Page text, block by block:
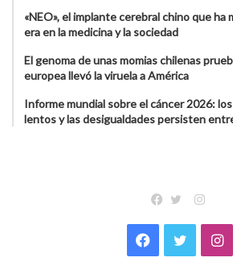
«NEO», el implante cerebral chino que ha
era en la medicina y la sociedad
El genoma de unas momias chilenas
europea llevó la viruela a América
Informe mundial sobre el cáncer 2026:
lentos y las desigualdades persisten
Facebook
Twitter